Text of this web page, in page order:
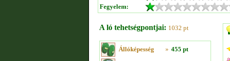
Fegyelem:
A ló tehetségpontjai: 1032 pt
Állóképesség » 455 pt